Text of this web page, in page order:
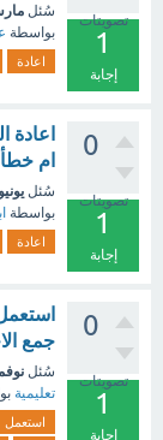
تصويتات
1
إجابة
سُئل
بواسطة
اعادة
0
تصويتات
1
إجابة
اعادة
ام
سُئل يونيو 7، 2025
بواسطة
اعادة
0
تصويتات
1
إجابة
جمع
سُئل نوفمبر
تعليمية
استعمل